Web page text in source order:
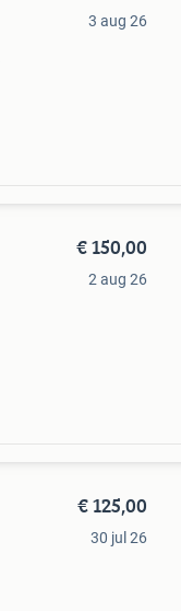
3 aug 26
€ 150,00
2 aug 26
€ 125,00
30 jul 26